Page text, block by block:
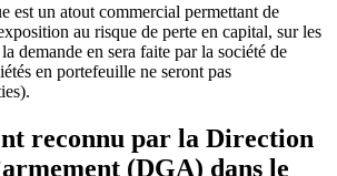
est un atout commercial permettant de
au risque de perte en capital, sur les
demande en sera faite par la société de
en portefeuille ne seront pas
reconnu par la Direction
(DGA) dans le